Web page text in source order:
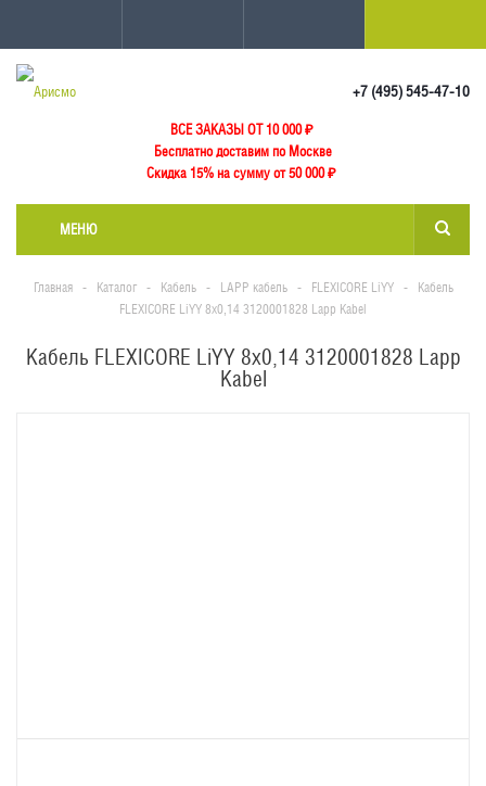
+7 (495) 545-47-10
ВСЕ ЗАКАЗЫ ОТ 10 000₽
Бесплатно доставим по Москве
Скидка 15% на сумму от 50 000 ₽
МЕНЮ
Главная - Каталог - Кабель - LAPP кабель - FLEXICORE LiYY -
Кабель
FLEXICORE LiYY 8x0,14 3120001828 Lapp Kabel
Кабель FLEXICORE LiYY 8x0,14 3120001828 Lapp
Kabel